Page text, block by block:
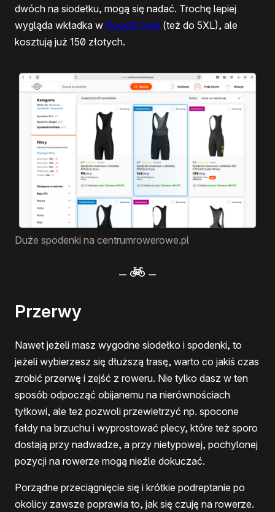
dwóch na siodełku, mogą się nadać. Trochę lepiej
wygląda wkładka w Rogelli Core (też do 5XL), ale
kosztują już 150 złotych.
Duże spodenki na centrumrowerowe.pl
– –
Przerwy
Nawet jeżeli masz wygodne siodełko i spodenki, to
jeżeli wybierzesz się dłuższą trasę, warto co jakiś czas
zrobić przerwę i zejść z roweru. Nie tylko dasz w ten
sposób odpocząć obijanemu na nierównościach
tyłkowi, ale też pozwoli przewietrzyć np. spocone
fałdy na brzuchu i wyprostować plecy, które też sporo
dostają przy nadwadze, a przy nietypowej, pochylonej
pozycji na rowerze mogą nieźle dokuczać.
Porządne przeciągnięcie się i krótkie podreptanie po
okolicy zawsze poprawia to, jak się czuję na rowerze.